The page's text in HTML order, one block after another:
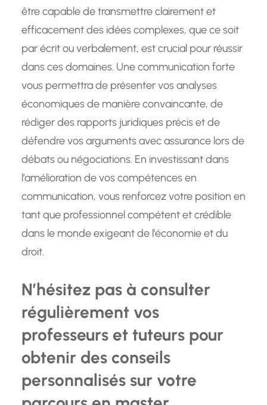
être capable de transmettre clairement et
efficacement des idées complexes, que ce soit
par écrit ou verbalement, est crucial pour réussir
dans ces domaines. Une communication forte
vous permettra de présenter vos analyses
économiques de manière convaincante, de
rédiger des rapports juridiques précis et de
défendre vos arguments avec assurance lors de
débats ou négociations. En investissant dans
l’amélioration de vos compétences en
communication, vous renforcez votre position en
tant que professionnel compétent et crédible
dans le monde exigeant de l’économie et du
droit.
N’hésitez pas à consulter
régulièrement vos
professeurs et tuteurs pour
obtenir des conseils
personnalisés sur votre